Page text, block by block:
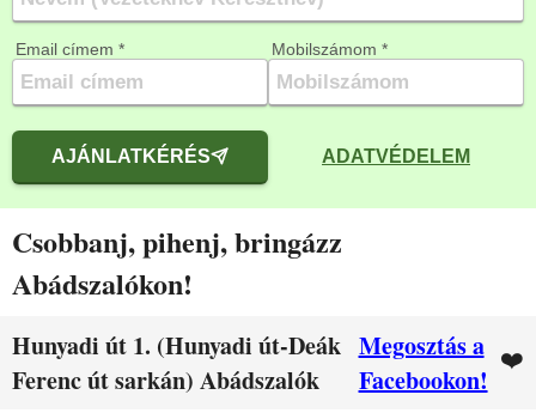
Email címem * Mobilszámom *
AJÁNLATKÉRÉS ADATVÉDELEM
Csobbanj, pihenj, bringázz
Abádszalókon!
Hunyadi út 1. (Hunyadi út-Deák
Ferenc út sarkán) Abádszalók
Megosztás a
Facebookon!
❤️